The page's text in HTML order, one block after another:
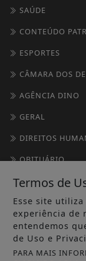
SAÚDE
CONTEÚDO
ESPORTES
CÂMARA DOS
AGÊNCIA DINO
GERAL
DIREITOS
OBITUÁRIO
SOCIAIS
/ INFORMAÇÕES
INÍCIO
SOBRE
Termos de
Esse site
experiência de
entendemos
de Uso e
PARA MAIS